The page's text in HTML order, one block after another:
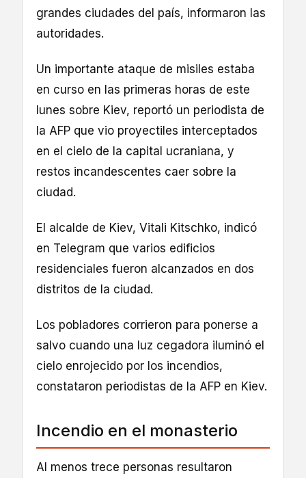
grandes ciudades del país, informaron las
autoridades.
Un importante ataque de misiles estaba
en curso en las primeras horas de este
lunes sobre Kiev, reportó un periodista de
la AFP que vio proyectiles interceptados
en el cielo de la capital ucraniana, y
restos incandescentes caer sobre la
ciudad.
El alcalde de Kiev, Vitali Kitschko, indicó
en Telegram que varios edificios
residenciales fueron alcanzados en dos
distritos de la ciudad.
Los pobladores corrieron para ponerse a
salvo cuando una luz cegadora iluminó el
cielo enrojecido por los incendios,
constataron periodistas de la AFP en Kiev.
Incendio en el monasterio
Al menos trece personas resultaron